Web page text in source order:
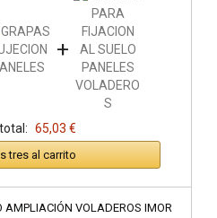
+
65,03 €
tres al carrito
AMPLIACIÓN VOLADEROS IMOR